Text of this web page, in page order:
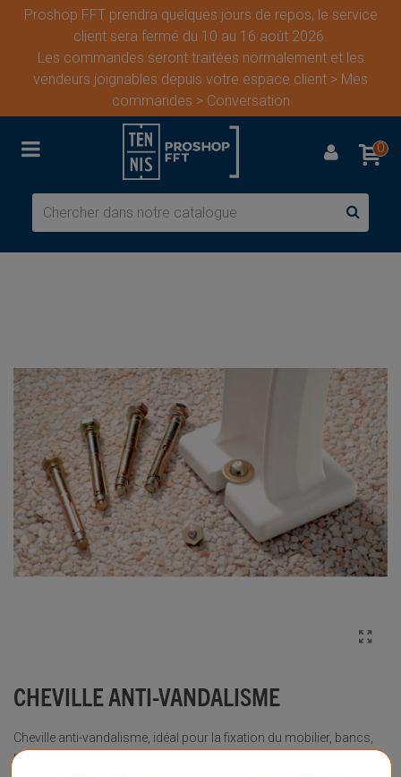
Proshop FFT prendra quelques jours de repos, le service
client sera fermé du 10 au 16 août 2026.
Les commandes seront traitées normalement et les
vendeurs joignables depuis votre espace client > Mes
commandes > Conversation
0
CHEVILLE ANTI-VANDALISME
Cheville anti-vandalisme, idéal pour la fixation du mobilier, bancs,
poubelles, chaises d’arbitre, etc…